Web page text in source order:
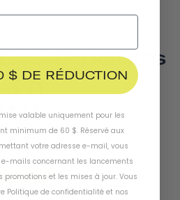
Produits
4.0
ON 5 REVIEWS
3
0
$ DE RÉDUCTION
valable uniquement pour les
minimum de 60 $. Réservé aux
votre adresse e-mail, vous
e-mails concernant les lancements
promotions et les mises à jour. Vous
Politique de confidentialité et nos